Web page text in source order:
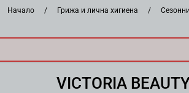
Начало / Грижа и лична хигиена /
VICTORIA